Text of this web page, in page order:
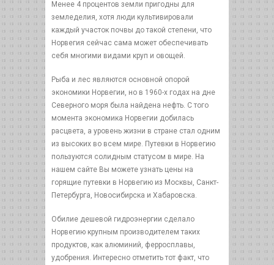
Менее 4 процентов земли пригодны для
земледелия, хотя люди культивировали
каждый участок почвы до такой степени, что
Норвегия сейчас сама может обеспечивать
себя многими видами круп и овощей.
Рыба и лес являются основной опорой
экономики Норвегии, но в 1960-х годах на дне
Северного моря была найдена нефть. С того
момента экономика Норвегии добилась
расцвета, а уровень жизни в стране стал одним
из высоких во всем мире. Путевки в Норвегию
пользуются солидным статусом в мире. На
нашем сайте Вы можете узнать цены на
горящие путевки в Норвегию из Москвы, Санкт-
Петербурга, Новосибирска и Хабаровска.
Обилие дешевой гидроэнергии сделало
Норвегию крупным производителем таких
продуктов, как алюминий, ферросплавы,
удобрения. Интересно отметить тот факт, что